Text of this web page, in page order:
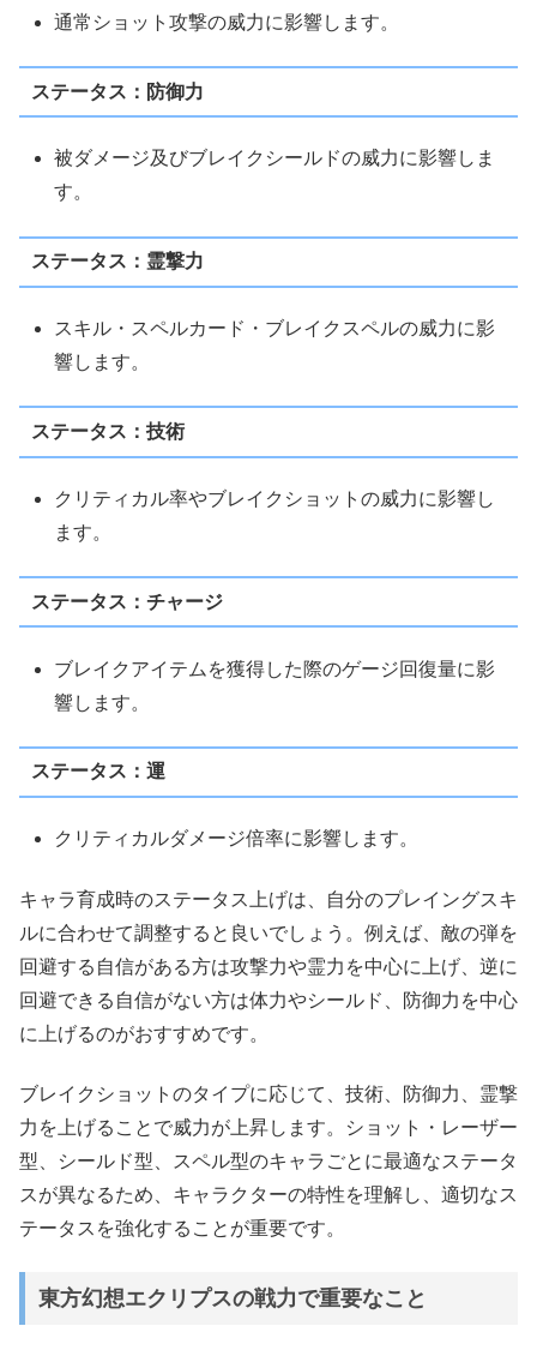
通常ショット攻撃の威力に影響します。
ステータス：防御力
被ダメージ及びブレイクシールドの威力に影響しま
す。
ステータス：霊撃力
スキル・スペルカード・ブレイクスペルの威力に影
響します。
ステータス：技術
クリティカル率やブレイクショットの威力に影響し
ます。
ステータス：チャージ
ブレイクアイテムを獲得した際のゲージ回復量に影
響します。
ステータス：運
クリティカルダメージ倍率に影響します。
キャラ育成時のステータス上げは、自分のプレイングスキ
ルに合わせて調整すると良いでしょう。例えば、敵の弾を
回避する自信がある方は攻撃力や霊力を中心に上げ、逆に
回避できる自信がない方は体力やシールド、防御力を中心
に上げるのがおすすめです。
ブレイクショットのタイプに応じて、技術、防御力、霊撃
力を上げることで威力が上昇します。ショット・レーザー
型、シールド型、スペル型のキャラごとに最適なステータ
スが異なるため、キャラクターの特性を理解し、適切なス
テータスを強化することが重要です。
東方幻想エクリプスの戦力で重要なこと